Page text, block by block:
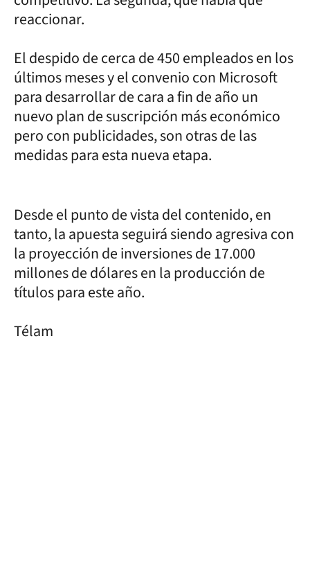
reaccionar.
El despido de cerca de 450 empleados en los
últimos meses y el convenio con Microsoft
para desarrollar de cara a fin de año un
nuevo plan de suscripción más económico
pero con publicidades, son otras de las
medidas para esta nueva etapa.
Desde el punto de vista del contenido, en
tanto, la apuesta seguirá siendo agresiva con
la proyección de inversiones de 17.000
millones de dólares en la producción de
títulos para este año.
Télam